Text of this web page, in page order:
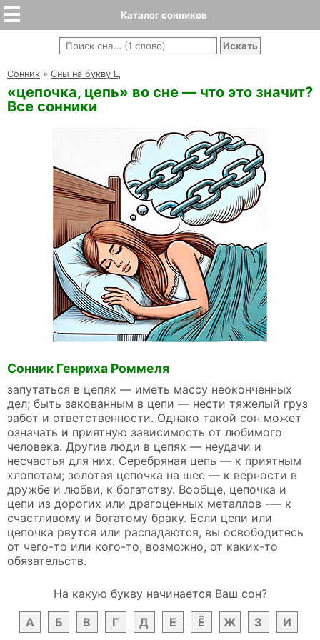
Каталог сонников
Cонник » Сны на букву Ц
«цепочка, цепь» во сне — что это значит?
Все сонники
Сонник Генриха Роммеля
запутаться в цепях — иметь массу неоконченных
дел; быть закованным в цепи — нести тяжелый груз
забот и ответственности. Однако такой сон может
означать и приятную зависимость от любимого
человека. Другие люди в цепях — неудачи и
несчастья для них. Серебряная цепь — к приятным
хлопотам; золотая цепочка на шее — к верности в
дружбе и любви, к богатству. Вообще, цепочка и
цепи из дорогих или драгоценных металлов -— к
счастливому и богатому браку. Если цепи или
цепочка рвутся или распадаются, вы освободитесь
от чего-то или кого-то, возможно, от каких-то
обязательств.
На какую букву начинается Ваш сон?
А
Б В Г Д Е Ё Ж З И